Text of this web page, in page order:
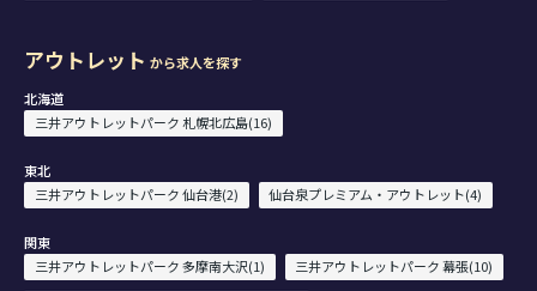
アウトレット から求人を探す
北海道
三井アウトレットパーク 札幌北広島(16)
東北
三井アウトレットパーク 仙台港(2)
仙台泉プレミアム・アウトレット(4)
関東
三井アウトレットパーク 多摩南大沢(1)
三井アウトレットパーク 幕張(10)